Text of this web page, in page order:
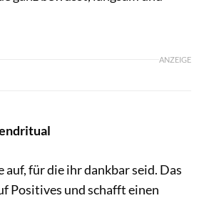
ANZEIGE
für die ihr dankbar seid. Das
Positives und schafft einen